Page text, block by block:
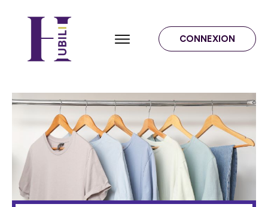
CONNEXION